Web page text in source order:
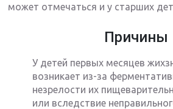
может отмечаться и у старших
Причины
У детей первых месяцев
возникает из-за
незрелости их
или вследствие